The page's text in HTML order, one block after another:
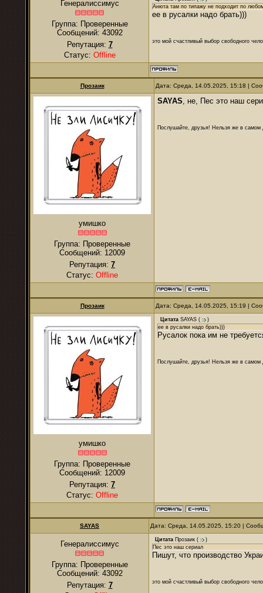
Генералиссимус
Группа: Проверенные
Сообщений: 43092
Репутация: 7
Статус: Offline
Анюта там по типажу не подходит по
ее в русалки надо брать)))
это мой счастливый выбор свободного
Прозаик Дата: Среда, 14.05.2025, 15:18 |
умишко
Группа: Проверенные
Сообщений: 12009
Репутация: 7
Статус: Offline
SAYAS, не, Пес это наш
Послушайте, друзья! Нельзя же в самом
Прозаик Дата: Среда, 14.05.2025, 15:19 |
умишко
Группа: Проверенные
Сообщений: 12009
Репутация: 7
Статус: Offline
Цитата SAYAS (
)
ее в русалки надо брать)))
Русалок пока им не
Послушайте, друзья! Нельзя же в самом
SAYAS Дата: Среда, 14.05.2025, 15:20 |
Генералиссимус
Группа: Проверенные
Сообщений: 43092
Репутация: 7
Цитата Прозаик (
)
Пес это наш сериал
Пишут, что производство
это мой счастливый выбор свободного